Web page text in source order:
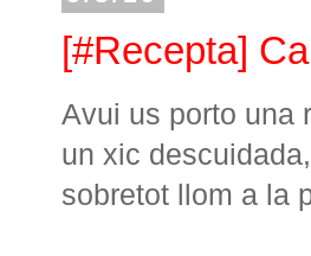
[#Recepta]
Avui us porto una
un xic
sobretot llom a la